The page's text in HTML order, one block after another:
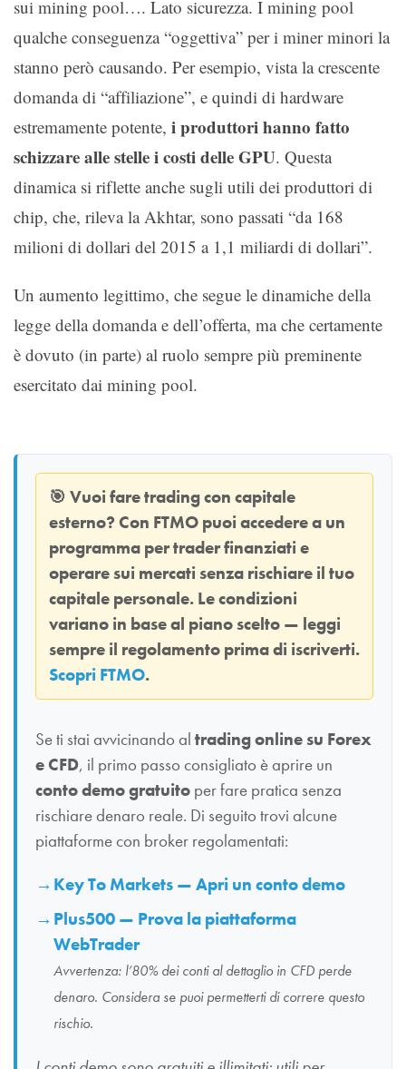
sui mining pool…. Lato sicurezza. I mining pool
qualche conseguenza “oggettiva” per i miner minori la
stanno però causando. Per esempio, vista la crescente
domanda di “affiliazione”, e quindi di hardware
estremamente potente, i produttori hanno fatto
schizzare alle stelle i costi delle GPU. Questa
dinamica si riflette anche sugli utili dei produttori di
chip, che, rileva la Akhtar, sono passati “da 168
milioni di dollari del 2015 a 1,1 miliardi di dollari”.
Un aumento legittimo, che segue le dinamiche della
legge della domanda e dell’offerta, ma che certamente
è dovuto (in parte) al ruolo sempre più preminente
esercitato dai mining pool.
🎯 Vuoi fare trading con capitale
esterno? Con FTMO puoi accedere a un
programma per trader finanziati e
operare sui mercati senza rischiare il tuo
capitale personale. Le condizioni
variano in base al piano scelto — leggi
sempre il regolamento prima di iscriverti.
Scopri FTMO.
Se ti stai avvicinando al trading online su Forex
e CFD, il primo passo consigliato è aprire un
conto demo gratuito per fare pratica senza
rischiare denaro reale. Di seguito trovi alcune
piattaforme con broker regolamentati:
Key To Markets — Apri un conto demo
Plus500 — Prova la piattaforma
WebTrader
Avvertenza: l’80% dei conti al dettaglio in CFD perde
denaro. Considera se puoi permetterti di correre questo
rischio.